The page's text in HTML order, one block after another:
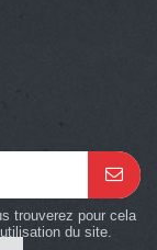
trouverez pour cela
du site.